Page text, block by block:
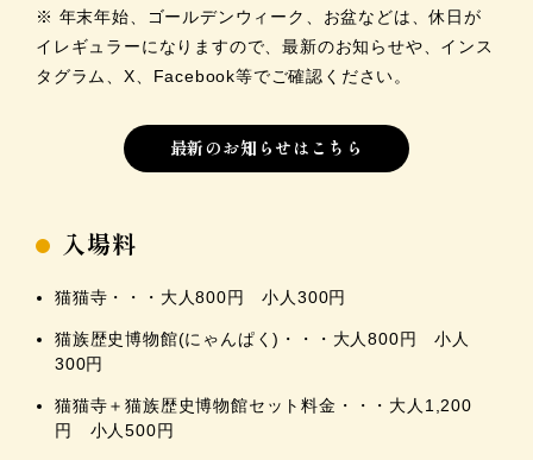
※ 年末年始、ゴールデンウィーク、お盆などは、休日が
イレギュラーになりますので、最新のお知らせや、インス
タグラム、X、Facebook等でご確認ください。
最新のお知らせはこちら
入場料
猫猫寺・・・大人800円 小人300円
猫族歴史博物館(にゃんぱく)・・・大人800円 小人
300円
猫猫寺＋猫族歴史博物館セット料金・・・大人1,200
円 小人500円